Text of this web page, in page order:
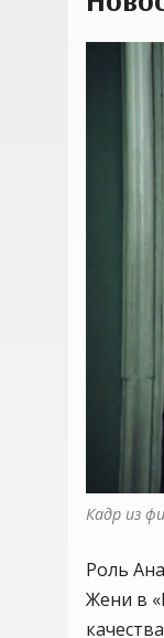
Кадр из
Роль
Жени в